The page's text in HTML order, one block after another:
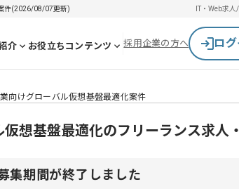
件(2026/08/07更新) IT・Web求人
介 お役立ちコンテンツ 採用企業の方へ ロ
向けグローバル仮想基盤最適化案件
想基盤最適化のフリーランス求人
集期間が終了しました